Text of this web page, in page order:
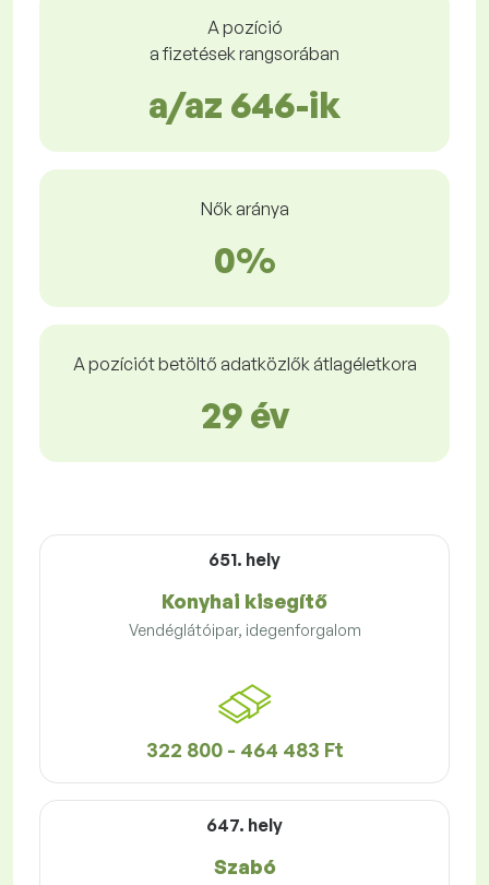
A pozíció
a fizetések rangsorában
a/az 646-ik
Nők aránya
0%
A pozíciót betöltő adatközlők átlagéletkora
29 év
651. hely
Konyhai kisegítő
Vendéglátóipar, idegenforgalom
322 800 - 464 483 Ft
647. hely
Szabó